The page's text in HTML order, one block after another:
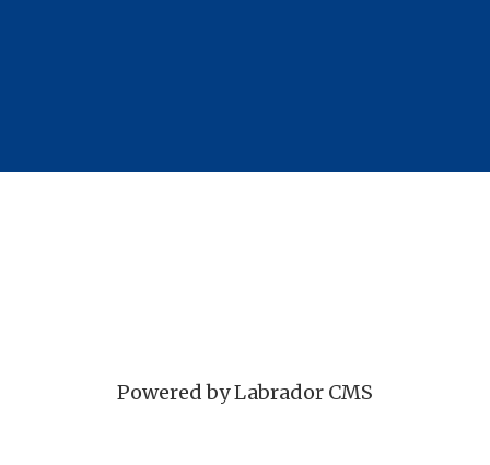
Powered by Labrador CMS